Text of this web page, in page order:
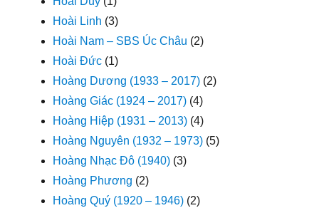
Hoài Linh (3)
Hoài Nam – SBS Úc Châu (2)
Hoài Đức (1)
Hoàng Dương (1933 – 2017) (2)
Hoàng Giác (1924 – 2017) (4)
Hoàng Hiệp (1931 – 2013) (4)
Hoàng Nguyên (1932 – 1973) (5)
Hoàng Nhạc Đô (1940) (3)
Hoàng Phương (2)
Hoàng Quý (1920 – 1946) (2)